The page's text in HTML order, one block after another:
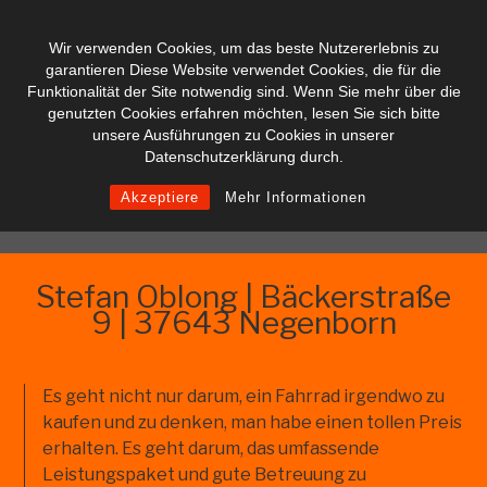
Wir verwenden Cookies, um das beste Nutzererlebnis zu
garantieren Diese Website verwendet Cookies, die für die
Funktionalität der Site notwendig sind. Wenn Sie mehr über die
genutzten Cookies erfahren möchten, lesen Sie sich bitte
unsere Ausführungen zu Cookies in unserer
Datenschutzerklärung durch.
Akzeptiere Mehr Informationen
InhaltStefan Oblong | Bäckerstraße
9 | 37643 Negenborn
Es geht nicht nur darum, ein Fahrrad irgendwo zu
kaufen und zu denken, man habe einen tollen Preis
erhalten. Es geht darum, das umfassende
Leistungspaket und gute Betreuung zu